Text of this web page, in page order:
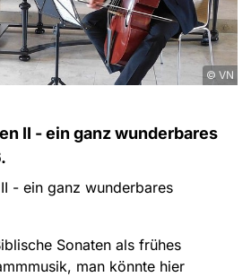
© VN
II - ein ganz wunderbares
- ein ganz wunderbares
Sonaten als frühes
man könnte hier